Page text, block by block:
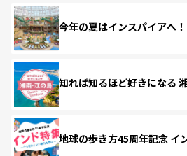
今年の夏はインスパイアへ！
知れば知るほど好きになる
地球の歩き方45周年記念 イ